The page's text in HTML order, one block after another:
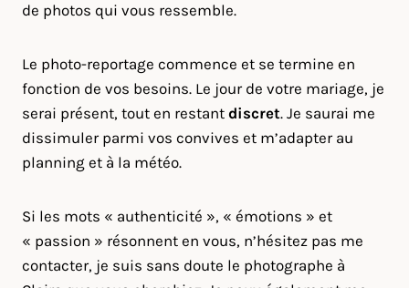
de photos qui vous ressemble.
Le photo-reportage commence et se termine en
fonction de vos besoins. Le jour de votre mariage, je
serai présent, tout en restant discret. Je saurai me
dissimuler parmi vos convives et m’adapter au
planning et à la météo.
Si les mots « authenticité », « émotions » et
« passion » résonnent en vous, n’hésitez pas me
contacter, je suis sans doute le photographe à